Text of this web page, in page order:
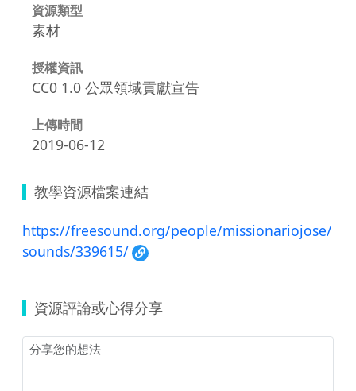
資源類型
素材
授權資訊
CC0 1.0 公眾領域貢獻宣告
上傳時間
2019-06-12
教學資源檔案連結
https://freesound.org/people/missionariojose/
sounds/339615/
資源評論或心得分享